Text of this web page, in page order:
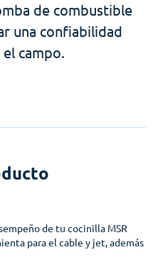
de combustible
una confiabilidad
campo.
de tu cocinilla MSR
para el cable y jet, además